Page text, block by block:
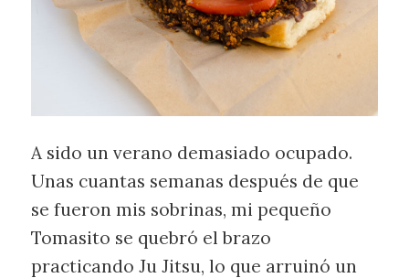
A sido un verano demasiado ocupado.
Unas cuantas semanas después de que
se fueron mis sobrinas, mi pequeño
Tomasito se quebró el brazo
practicando Ju Jitsu, lo que arruinó un